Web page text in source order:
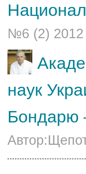
№6 (2) 2012
наук